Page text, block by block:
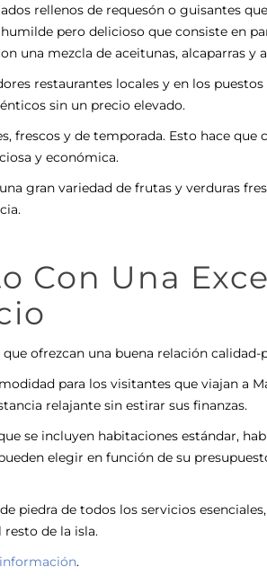
rellenos de requesón o guisantes
pero delicioso que consiste en
una mezcla de aceitunas, alcaparras y
restaurantes locales y en los puestos
sin un precio elevado.
frescos y de temporada. Esto hace que
y económica.
gran variedad de frutas y verduras
Con Una
ofrezcan una buena relación calidad-
para los visitantes que viajan a
relajante sin estirar sus finanzas.
se incluyen habitaciones estándar,
elegir en función de su
piedra de todos los servicios
de la isla.
.